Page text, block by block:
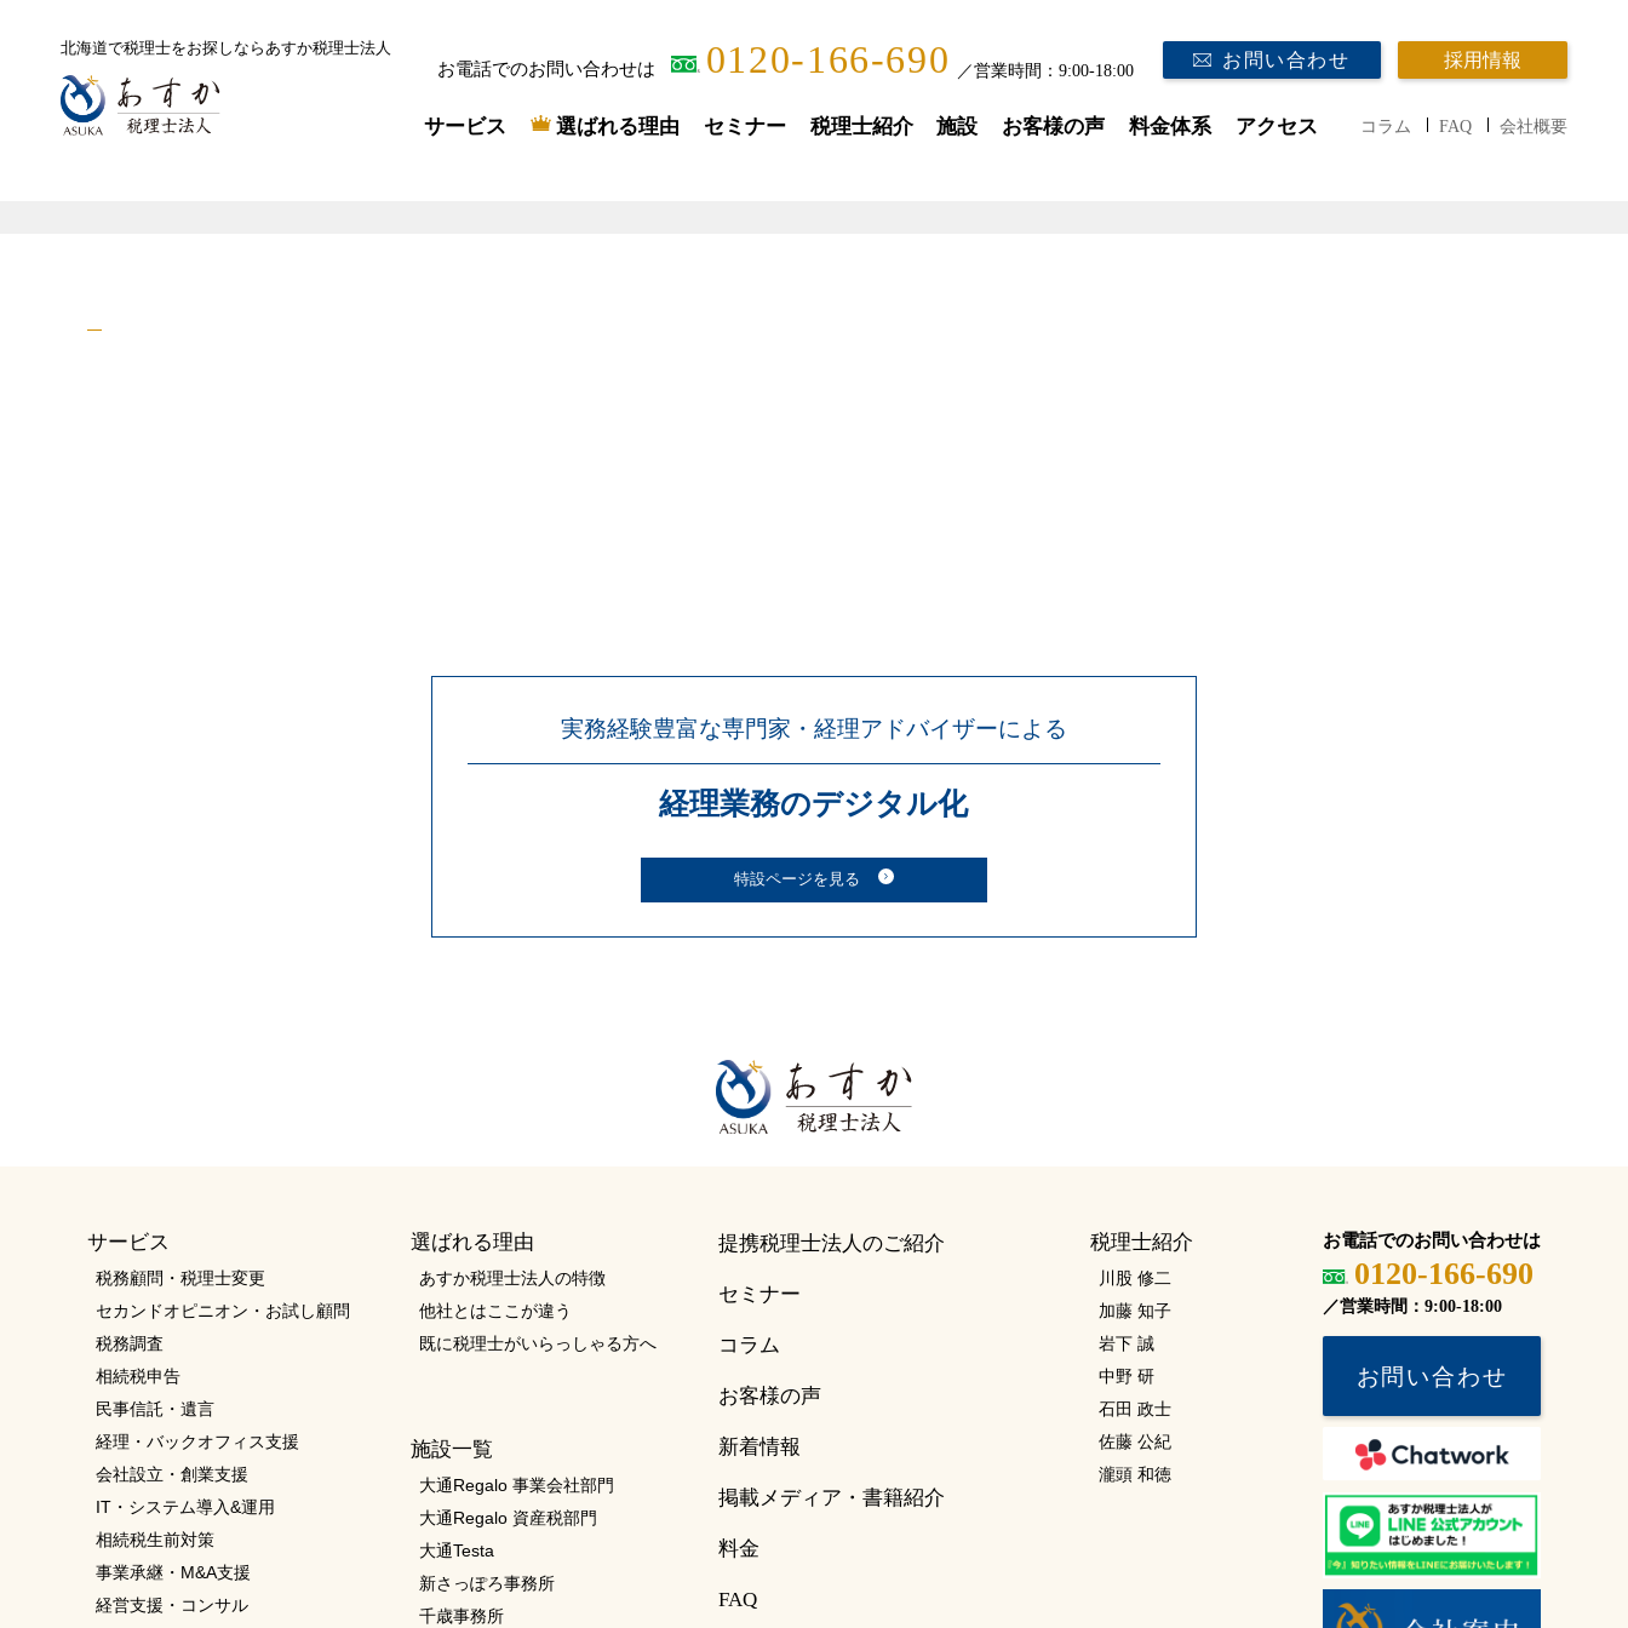
北海道で税理士をお探しならあすか税理士法人
お電話でのお問い合わせは 0120-166-690 ／営業時間： 9:00-18:00
お問い合わせ 採用情報
サービス 選ばれる理由 セミナー 税理士紹介 施設 お客様の声 料金体系 アクセス コラム FAQ 会社概要
実務経験豊富な専門家・ 経理アドバイザーによる
経理業務のデジタル化
特設ページを見る
サービス
税務顧問・税理士変更
セカンドオピニオン・お試し顧問
税務調査
相続税申告
民事信託・遺言
経理・バックオフィス支援
会社設立・創業支援
IT・システム導入&運用
相続税生前対策
事業承継・M&A支援
経営支援・コンサル
選ばれる理由
あすか税理士法人の特徴
他社とはここが違う
既に税理士がいらっしゃる方へ
施設一覧
大通Regalo 事業会社部門
大通Regalo 資産税部門
大通Testa
新さっぽろ事務所
千歳事務所
提携税理士法人のご紹介
セミナー
コラム
お客様の声
新着情報
掲載メディア・書籍紹介
料金
FAQ
税理士紹介
川股 修二
加藤 知子
岩下 誠
中野 研
石田 政士
佐藤 公紀
瀧頭 和徳
お電話でのお問い合わせは
0120-166-690
／営業時間：9:00-18:00
お問い合わせ